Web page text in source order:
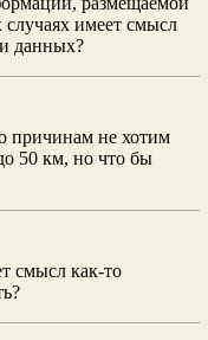
имеет смысл
данных?
причинам не хотим
50 км, но что бы
смысл как-то